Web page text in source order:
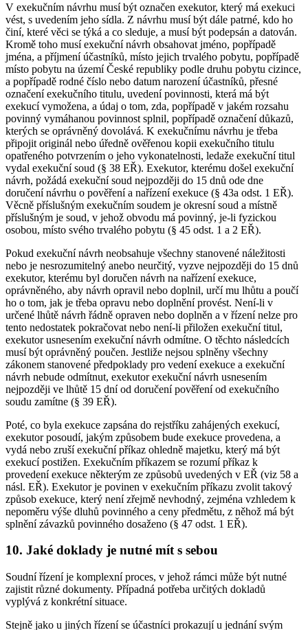
V exekučním návrhu musí být označen exekutor, který má exekuci
vést, s uvedením jeho sídla. Z návrhu musí být dále patrné, kdo ho
činí, které věci se týká a co sleduje, a musí být podepsán a datován.
Kromě toho musí exekuční návrh obsahovat jméno, popřípadě
jména, a příjmení účastníků, místo jejich trvalého pobytu, popřípadě
místo pobytu na území České republiky podle druhu pobytu cizince,
a popřípadě rodné číslo nebo datum narození účastníků, přesné
označení exekučního titulu, uvedení povinnosti, která má být
exekucí vymožena, a údaj o tom, zda, popřípadě v jakém rozsahu
povinný vymáhanou povinnost splnil, popřípadě označení důkazů,
kterých se oprávněný dovolává. K exekučnímu návrhu je třeba
připojit originál nebo úředně ověřenou kopii exekučního titulu
opatřeného potvrzením o jeho vykonatelnosti, ledaže exekuční titul
vydal exekuční soud (§ 38 EŘ). Exekutor, kterému došel exekuční
návrh, požádá exekuční soud nejpozději do 15 dnů ode dne
doručení návrhu o pověření a nařízení exekuce (§ 43a odst. 1 EŘ).
Věcně příslušným exekučním soudem je okresní soud a místně
příslušným je soud, v jehož obvodu má povinný, je-li fyzickou
osobou, místo svého trvalého pobytu (§ 45 odst. 1 a 2 EŘ).
Pokud exekuční návrh neobsahuje všechny stanovené náležitosti
nebo je nesrozumitelný anebo neurčitý, vyzve nejpozději do 15 dnů
exekutor, kterému byl doručen návrh na nařízení exekuce,
oprávněného, aby návrh opravil nebo doplnil, určí mu lhůtu a poučí
ho o tom, jak je třeba opravu nebo doplnění provést. Není-li v
určené lhůtě návrh řádně opraven nebo doplněn a v řízení nelze pro
tento nedostatek pokračovat nebo není-li přiložen exekuční titul,
exekutor usnesením exekuční návrh odmítne. O těchto následcích
musí být oprávněný poučen. Jestliže nejsou splněny všechny
zákonem stanovené předpoklady pro vedení exekuce a exekuční
návrh nebude odmítnut, exekutor exekuční návrh usnesením
nejpozději ve lhůtě 15 dní od doručení pověření od exekučního
soudu zamítne (§ 39 EŘ).
Poté, co byla exekuce zapsána do rejstříku zahájených exekucí,
exekutor posoudí, jakým způsobem bude exekuce provedena, a
vydá nebo zruší exekuční příkaz ohledně majetku, který má být
exekucí postižen. Exekučním příkazem se rozumí příkaz k
provedení exekuce některým ze způsobů uvedených v EŘ (viz 58 a
násl. EŘ). Exekutor je povinen v exekučním příkazu zvolit takový
způsob exekuce, který není zřejmě nevhodný, zejména vzhledem k
nepoměru výše dluhů povinného a ceny předmětu, z něhož má být
splnění závazků povinného dosaženo (§ 47 odst. 1 EŘ).
10. Jaké doklady je nutné mít s sebou
Soudní řízení je komplexní proces, v jehož rámci může být nutné
zajistit různé dokumenty. Případná potřeba určitých dokladů
vyplývá z konkrétní situace.
Stejně jako u jiných řízení se účastníci prokazují u jednání svým